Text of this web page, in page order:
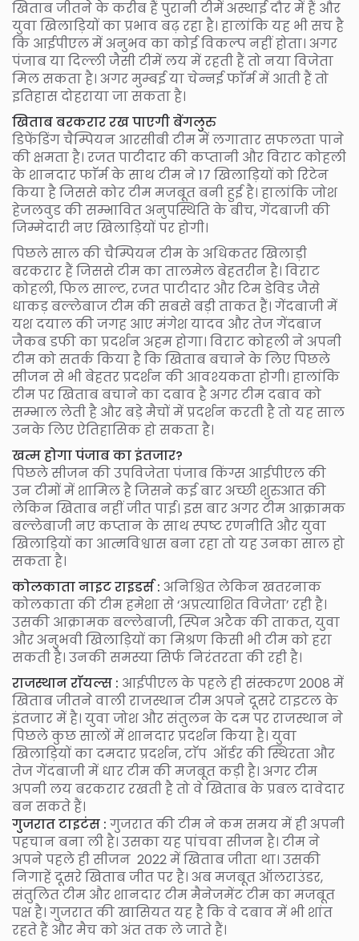
खिताब जीतने के करीब हैं पुरानी टीमें अस्थाई दौर में हैं और
युवा खिलाड़ियों का प्रभाव बढ़ रहा है। हालांकि यह भी सच है
कि आईपीएल में अनुभव का कोई विकल्प नहीं होता। अगर
पंजाब या दिल्ली जैसी टीमें लय में रहती हैं तो नया विजेता
मिल सकता है। अगर मुम्बई या चेन्नई फाॅर्म में आती हैं तो
इतिहास दोहराया जा सकता है।
खिताब बरकरार रख पाएगी बेंगलुरु
डिफेंडिंग चैम्पियन आरसीबी टीम में लगातार सफलता पाने
की क्षमता है। रजत पाटीदार की कप्तानी और विराट कोहली
के शानदार फाॅर्म के साथ टीम ने 17 खिलाड़ियों को रिटेन
किया है जिससे कोर टीम मजबूत बनी हुई है। हालांकि जोश
हेजलवुड की सम्भावित अनुपस्थिति के बीच, गेंदबाजी की
जिम्मेदारी नए खिलाड़ियों पर होगी।
पिछले साल की चैम्पियन टीम के अधिकतर खिलाड़ी
बरकरार हैं जिससे टीम का तालमेल बेहतरीन है। विराट
कोहली, फिल साल्ट, रजत पाटीदार और टिम डेविड जैसे
धाकड़ बल्लेबाज टीम की सबसे बड़ी ताकत हैं। गेंदबाजी में
यश दयाल की जगह आए मंगेश यादव और तेज गेंदबाज
जैकब डफी का प्रदर्शन अहम होगा। विराट कोहली ने अपनी
टीम को सतर्क किया है कि खिताब बचाने के लिए पिछले
सीजन से भी बेहतर प्रदर्शन की आवश्यकता होगी। हालांकि
टीम पर खिताब बचाने का दबाव है अगर टीम दबाव को
सम्भाल लेती है और बड़े मैचों में प्रदर्शन करती है तो यह साल
उनके लिए ऐतिहासिक हो सकता है।
खत्म होगा पंजाब का इंतजार?
पिछले सीजन की उपविजेता पंजाब किंग्स आईपीएल की
उन टीमों में शामिल है जिसने कई बार अच्छी शुरुआत की
लेकिन खिताब नहीं जीत पाई। इस बार अगर टीम आक्रामक
बल्लेबाजी नए कप्तान के साथ स्पष्ट रणनीति और युवा
खिलाड़ियों का आत्मविश्वास बना रहा तो यह उनका साल हो
सकता है।
कोलकाता नाइट राइडर्स : अनिश्चित लेकिन खतरनाक
कोलकाता की टीम हमेशा से ‘अप्रत्याशित विजेता’ रही है।
उसकी आक्रामक बल्लेबाजी, स्पिन अटैक की ताकत, युवा
और अनुभवी खिलाड़ियों का मिश्रण किसी भी टीम को हरा
सकती है। उनकी समस्या सिर्फ निरंतरता की रही है।
राजस्थान राॅयल्स : आईपीएल के पहले ही संस्करण 2008 में
खिताब जीतने वाली राजस्थान टीम अपने दूसरे टाइटल के
इंतजार में है। युवा जोश और संतुलन के दम पर राजस्थान ने
पिछले कुछ सालों में शानदार प्रदर्शन किया है। युवा
खिलाड़ियों का दमदार प्रदर्शन, टाॅप ऑर्डर की स्थिरता और
तेज गेंदबाजी में धार टीम की मजबूत कड़ी है। अगर टीम
अपनी लय बरकरार रखती है तो वे खिताब के प्रबल दावेदार
बन सकते हैं।
गुजरात टाइटंस : गुजरात की टीम ने कम समय में ही अपनी
पहचान बना ली है। उसका यह पांचवा सीजन है। टीम ने
अपने पहले ही सीजन 2022 में खिताब जीता था। उसकी
निगाहें दूसरे खिताब जीत पर है। अब मजबूत ऑलराउंडर,
संतुलित टीम और शानदार टीम मैनेजमेंट टीम का मजबूत
पक्ष है। गुजरात की खासियत यह है कि वे दबाव में भी शांत
रहते हैं और मैच को अंत तक ले जाते हैं।